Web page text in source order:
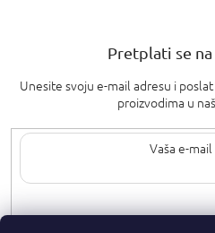
Pretplati se
Unesite svoju e-mail adresu i
proizvodima u
Upisom svoje e-pošte